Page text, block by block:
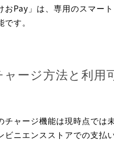
おPay」は、専用のスマー
す。
ャージ方法と利用
チャージ機能は現時点では
ビニエンスストアでの支払